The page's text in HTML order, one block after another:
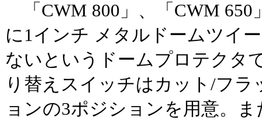
「CWM 800」、「CWM 650
に1インチ メタルドームツイ
ないというドームプロテクタ
り替えスイッチはカット/フ
ョンの3ポジションを用意。